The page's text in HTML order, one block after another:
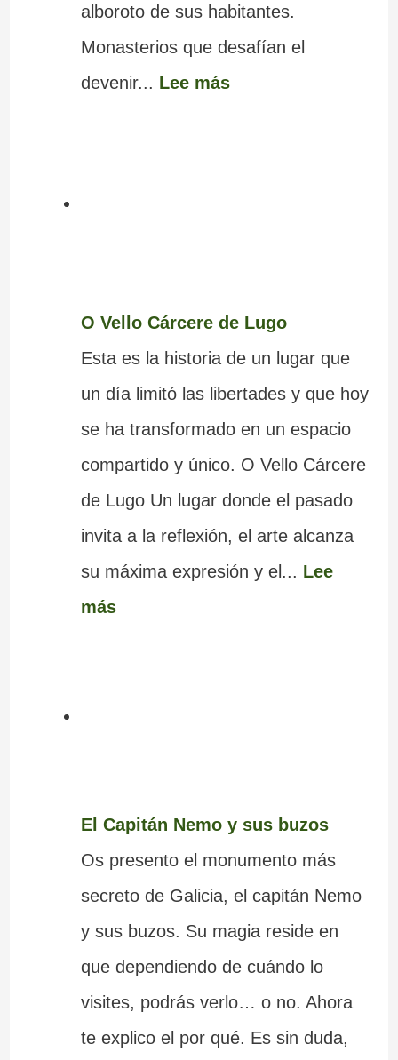
alboroto de sus habitantes.
Monasterios que desafían el
devenir... Lee más
O Vello Cárcere de Lugo
Esta es la historia de un lugar que
un día limitó las libertades y que hoy
se ha transformado en un espacio
compartido y único. O Vello Cárcere
de Lugo Un lugar donde el pasado
invita a la reflexión, el arte alcanza
su máxima expresión y el... Lee
más
El Capitán Nemo y sus buzos
Os presento el monumento más
secreto de Galicia, el capitán Nemo
y sus buzos. Su magia reside en
que dependiendo de cuándo lo
visites, podrás verlo… o no. Ahora
te explico el por qué. Es sin duda,